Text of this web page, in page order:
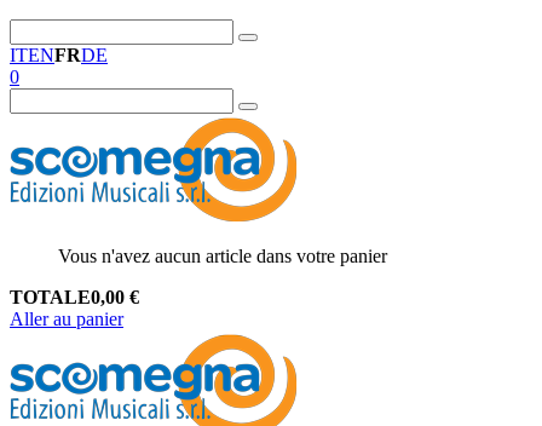
ITENFRDE
0
Vous n'avez aucun article dans votre panier
TOTALE0,00 €
Aller au panier